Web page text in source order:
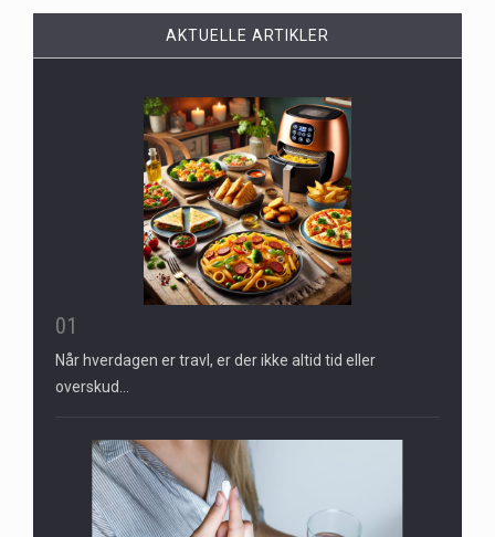
AKTUELLE ARTIKLER
01
Når hverdagen er travl, er der ikke altid tid eller
overskud…